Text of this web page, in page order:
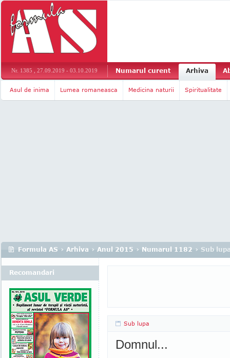
Nr. 1385 , 27.09.2019 - 03.10.2019 Numarul curent Arhiva
Asul de inima Lumea romaneasca Medicina naturii Spiritualitate
Formula AS › Arhiva › Anul 2015 › Numarul 1182 › Sub
Sub lupa
Domnul...
Recomandari